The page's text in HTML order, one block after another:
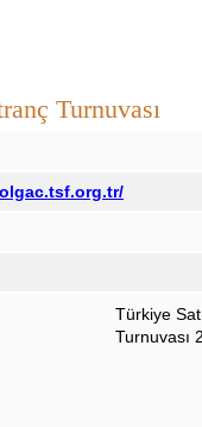
Turnuvası
Türkiye
Turnuvası